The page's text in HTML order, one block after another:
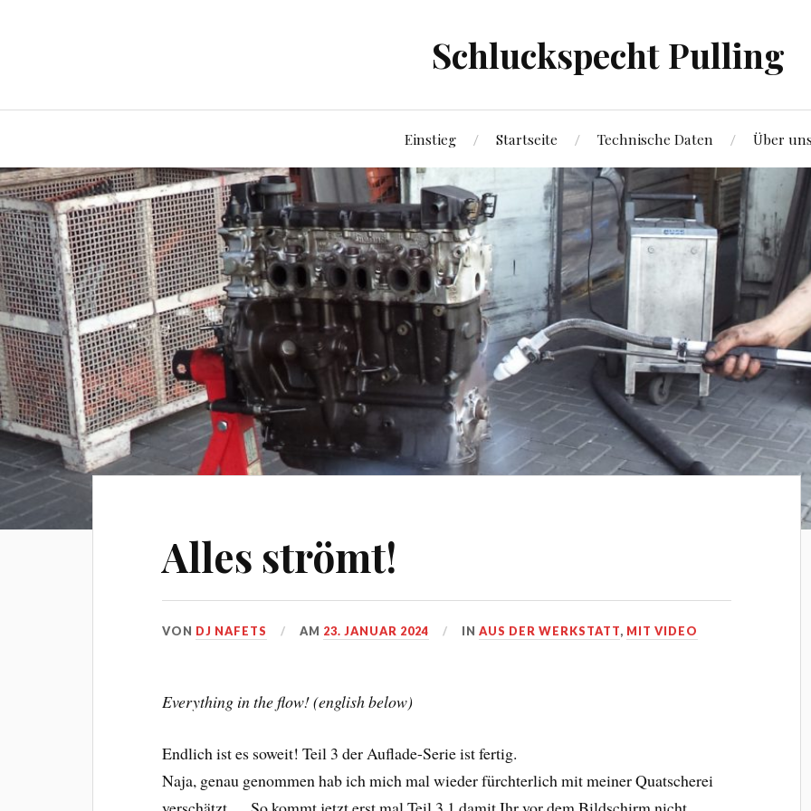
Schluckspecht Pulling
Einstieg Startseite Technische Daten Über
Alles strömt!
VON DJ NAFETS AM 23. JANUAR 2024 INAUS DER WERKSTATT, MIT VIDEO
Everything in the flow! (english below)
Endlich ist es soweit! Teil 3 der Auflade-Serie ist fertig.
Naja, genau genommen hab ich mich mal wieder fürchterlich mit meiner Quatscherei